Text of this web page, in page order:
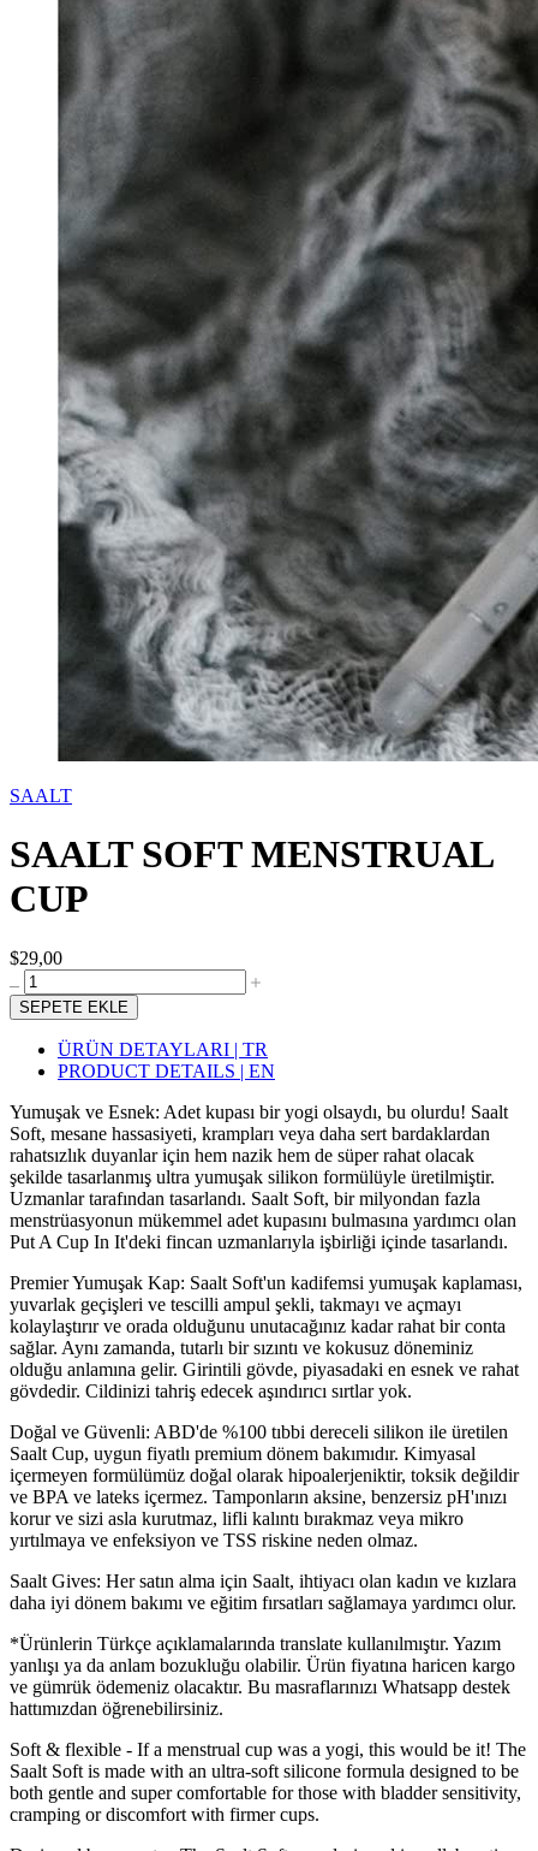
SAALT
SAALT SOFT MENSTRUAL
CUP
$29,00
SEPETE EKLE
ÜRÜN DETAYLARI | TR
PRODUCT DETAILS | EN
Yumuşak ve Esnek: Adet kupası bir yogi olsaydı, bu olurdu! Saalt
Soft, mesane hassasiyeti, krampları veya daha sert bardaklardan
rahatsızlık duyanlar için hem nazik hem de süper rahat olacak
şekilde tasarlanmış ultra yumuşak silikon formülüyle üretilmiştir.
Uzmanlar tarafından tasarlandı. Saalt Soft, bir milyondan fazla
menstrüasyonun mükemmel adet kupasını bulmasına yardımcı olan
Put A Cup In It'deki fincan uzmanlarıyla işbirliği içinde tasarlandı.
Premier Yumuşak Kap: Saalt Soft'un kadifemsi yumuşak kaplaması,
yuvarlak geçişleri ve tescilli ampul şekli, takmayı ve açmayı
kolaylaştırır ve orada olduğunu unutacağınız kadar rahat bir conta
sağlar. Aynı zamanda, tutarlı bir sızıntı ve kokusuz döneminiz
olduğu anlamına gelir. Girintili gövde, piyasadaki en esnek ve rahat
gövdedir. Cildinizi tahriş edecek aşındırıcı sırtlar yok.
Doğal ve Güvenli: ABD'de %100 tıbbi dereceli silikon ile üretilen
Saalt Cup, uygun fiyatlı premium dönem bakımıdır. Kimyasal
içermeyen formülümüz doğal olarak hipoalerjeniktir, toksik değildir
ve BPA ve lateks içermez. Tamponların aksine, benzersiz pH'ınızı
korur ve sizi asla kurutmaz, lifli kalıntı bırakmaz veya mikro
yırtılmaya ve enfeksiyon ve TSS riskine neden olmaz.
Saalt Gives: Her satın alma için Saalt, ihtiyacı olan kadın ve kızlara
daha iyi dönem bakımı ve eğitim fırsatları sağlamaya yardımcı olur.
*Ürünlerin Türkçe açıklamalarında translate kullanılmıştır. Yazım
yanlışı ya da anlam bozukluğu olabilir. Ürün fiyatına haricen kargo
ve gümrük ödemeniz olacaktır. Bu masraflarınızı Whatsapp destek
hattımızdan öğrenebilirsiniz.
Soft & flexible - If a menstrual cup was a yogi, this would be it! The
Saalt Soft is made with an ultra-soft silicone formula designed to be
both gentle and super comfortable for those with bladder sensitivity,
cramping or discomfort with firmer cups.